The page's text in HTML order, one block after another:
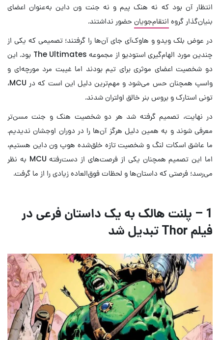
انتظار آن بود که نه هنک پیم و نه جنت ون داین به‌عنوان اعضای
بنیان‌گذار گروه انتقام‌جویان حضور نداشتند.
در عوض بلک ویدو و هاوک‌آی جای آن‌ها را گرفتند؛ تصمیمی که یکی از
چندین مورد الهام‌گیری استودیو از مجموعه The Ultimates بود. این
دو شخصیت اعضای موثری برای تیم بودند اما غیبت مرد مورچه‌ای و
واسپ همچنان حس می‌شود و مهم‌ترین دلیل این است که در MCU،
تونی استارک و بروس بنر خالق اولتران شدند.
در نهایت، تصمیم گرفته شد هر دو شخصیت هنک و جنت مسن‌تر
معرفی شوند و به همین دلیل هرگز آن‌ها را در دوران اوجشان ندیدیم.
ما عاشق اسکات لنگ و شخصیت تازه‌ خلق‌شده هوپ ون داین هستیم،
اما این تصمیم همچنان یکی از فرصت‌های از دست‌رفته MCU به نظر
می‌رسد؛ فرصتی که داستان‌ها و لحظات فوق‌العاده زیادی را از ما گرفت.
1 – پلنت هالک به یک داستان فرعی در
فیلم Thor تبدیل شد